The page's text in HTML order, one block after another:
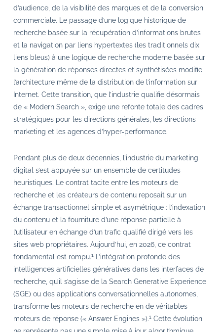
d’audience, de la visibilité des marques et de la conversion
commerciale. Le passage d’une logique historique de
recherche basée sur la récupération d’informations brutes
et la navigation par liens hypertextes (les traditionnels dix
liens bleus) à une logique de recherche moderne basée sur
la génération de réponses directes et synthétisées modifie
l’architecture même de la distribution de l’information sur
Internet. Cette transition, que l’industrie qualifie désormais
de « Modern Search », exige une refonte totale des cadres
stratégiques pour les directions générales, les directions
marketing et les agences d’hyper-performance.
Pendant plus de deux décennies, l’industrie du marketing
digital s’est appuyée sur un ensemble de certitudes
heuristiques. Le contrat tacite entre les moteurs de
recherche et les créateurs de contenu reposait sur un
échange transactionnel simple et asymétrique : l’indexation
du contenu et la fourniture d’une réponse partielle à
l’utilisateur en échange d’un trafic qualifié dirigé vers les
sites web propriétaires. Aujourd’hui, en 2026, ce contrat
fondamental est rompu.1L’intégration profonde des
intelligences artificielles génératives dans les interfaces de
recherche, qu’il s’agisse de la Search Generative Experience
(SGE) ou des applications conversationnelles autonomes,
transforme les moteurs de recherche en de véritables
moteurs de réponse (« Answer Engines »).1Cette évolution